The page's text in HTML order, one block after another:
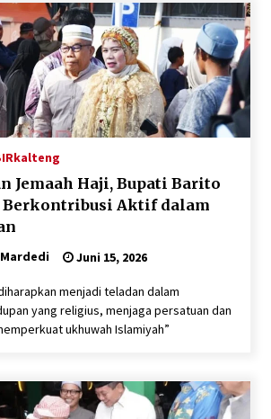
Jemaah Haji, Bupati Barito
Berkontribusi Aktif dalam
Juni 15, 2026
menjadi teladan dalam
yang religius, menjaga persatuan dan
ukhuwah Islamiyah”